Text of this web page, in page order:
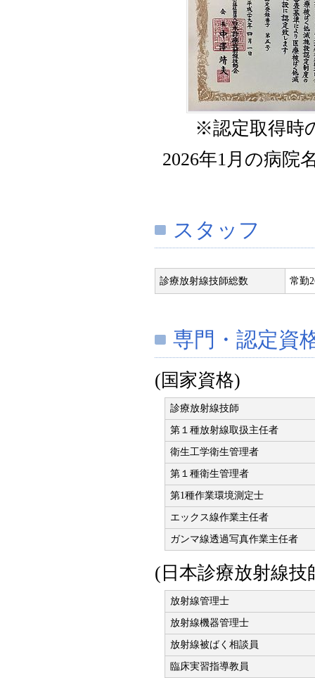
※認定取得時
2026年1月の病院
スタッフ
診療放射線技師総数 常勤
専門・認定資
(国家資格)
診療放射線技師
第１種放射線取扱主任者
衛生工学衛生管理者
第１種衛生管理者
第1種作業環境測定士
エックス線作業主任者
ガンマ線透過写真作業主任者
(日本診療放射線技
放射線管理士
放射線機器管理士
放射線被ばく相談員
臨床実習指導教員